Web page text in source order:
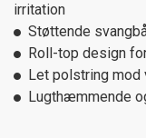
irritation
Støttende
Roll-top design
Let polstring mod
Lugthæmmende